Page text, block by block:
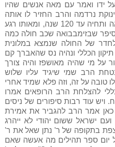
ידו ואמר עם מאה אנשים שהיו
נרדמה והרב החזיר לו אותה
ואמר לו עכשיו היא תהיה בריאה ותחיה עד 120 שנה, ומאותו רגע
שבזימבבואה שכב חולה כמה
של החולה שנמצא במלונית
הכללי ונהיה נס שהאברך קם
על מי שהיה מאושפז והיה צורך
הרב שמי שיגיד עליו שלוש
טובה על זה, וזה פלא שמיד אחרי
להצלחת הרב הרופאים אמרו
ויש עוד רבות סיפורים של ניסים
כאן אמר הרב להגביר את אמירת
ועם ישראל ששום יהודי לא ייהרג
בתקופה של ר' נתן שאל את ר'
יום ספר תהילים מה אעשה שאם